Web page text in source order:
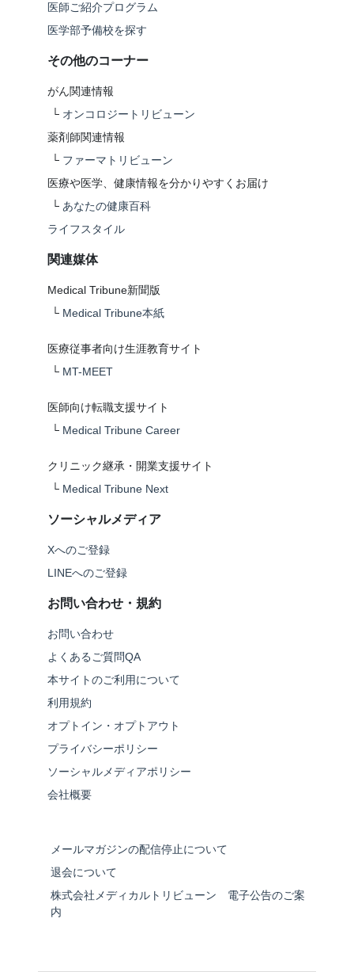
医師ご紹介プログラム
医学部予備校を探す
その他のコーナー
がん関連情報
└ オンコロジートリビューン
薬剤師関連情報
└ ファーマトリビューン
医療や医学、健康情報を分かりやすくお届け
└ あなたの健康百科
ライフスタイル
関連媒体
Medical Tribune新聞版
└ Medical Tribune本紙
医療従事者向け生涯教育サイト
└ MT-MEET
医師向け転職支援サイト
└ Medical Tribune Career
クリニック継承・開業支援サイト
└ Medical Tribune Next
ソーシャルメディア
Xへのご登録
LINEへのご登録
お問い合わせ・規約
お問い合わせ
よくあるご質問QA
本サイトのご利用について
利用規約
オプトイン・オプトアウト
プライバシーポリシー
ソーシャルメディアポリシー
会社概要
メールマガジンの配信停止について
退会について
株式会社メディカルトリビューン 電子公告のご案
内